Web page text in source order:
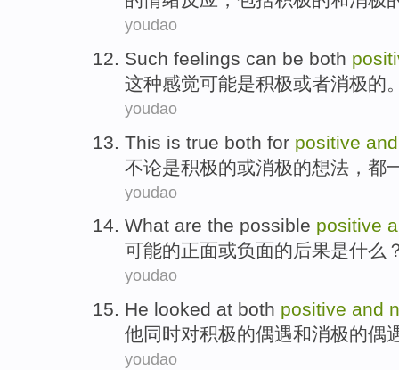
youdao
Such feelings can be both
这种感觉可能是积极或者消极的
youdao
This is true both for positive and
不论是积极的或消极的想法，都
youdao
What are the possible positive
可能的正面或负面的后果是什么
youdao
He looked at both positive and
他同时对积极的偶遇和消极的偶
youdao